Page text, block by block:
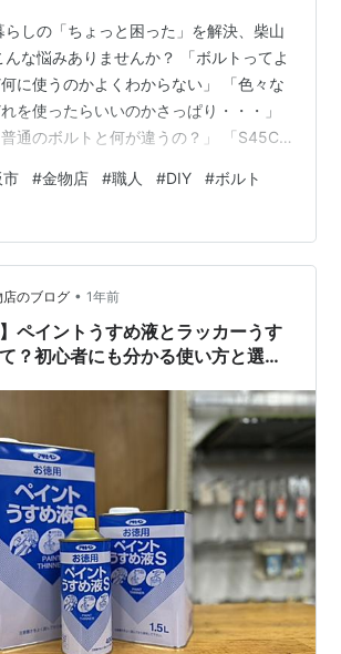
らしの「ちょっと困った」を解決、柴山
な悩みありませんか？ 「ボルトってよ
に使うのかよくわからない」 「色々な
を使ったらいいのかさっぱり・・・」
普通のボルトと何が違うの？」 「S45C
疑問を持つ初心者の方は多いです。て
ロでも難しいです。 ボルトは建築や
立てなどで必須パーツですが種類や性能
混乱しやすいですよね。間違ったボルト
んだり破損したり、 大きなトラブルに
あります…
市 #金物店 #職人 #DIY #ボルト
のブログ • 1年前
】ペイントうすめ液とラッカーうす
？初心者にも分かる使い方と選び